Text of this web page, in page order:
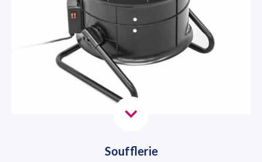
Soufflerie